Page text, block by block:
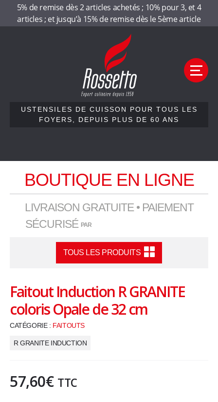
5% de remise dès 2 articles achetés ; 10% pour 3, et 4
articles ; et jusqu’à 15% de remise dès le 5ème article
Aller
à
la
navigation
Aller
au
contenu
o
s
s
t
t
o
,
u
t
e
n
USTENSILES DE CUISSON POUR TOUS LES
FOYERS, DEPUIS PLUS DE 60 ANS
M
u
Qui sommes-nous
Nos gammes
BOUTIQUE EN LIGNE
LIVRAISON GRATUITE • PAIEMENT
SÉCURISÉ PAR
TOUS LES PRODUITS
Faitout Induction R GRANITE
coloris Opale de 32 cm
CATÉGORIE : FAITOUTS
R GRANITE INDUCTION
57,60€ TTC
Panneau de gestion des cookies